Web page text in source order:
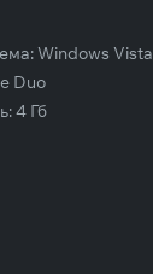
Windows Vista
Duo
4 Гб